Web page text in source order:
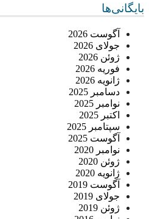
بایگانی‌ها
آگوست 2026
جولای 2026
ژوئن 2026
فوریه 2026
ژانویه 2026
دسامبر 2025
نوامبر 2025
اکتبر 2025
سپتامبر 2025
آگوست 2025
نوامبر 2020
ژوئن 2020
ژانویه 2020
آگوست 2019
جولای 2019
ژوئن 2019